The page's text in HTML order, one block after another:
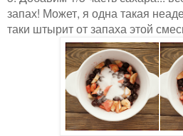
запах! Может, я одна такая
таки штырит от запаха этой